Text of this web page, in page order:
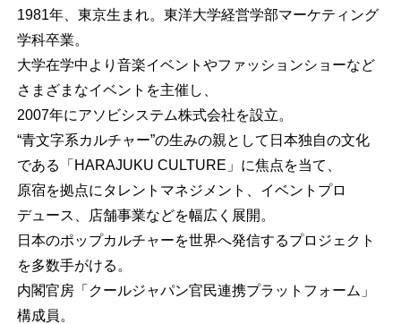
1981年、東京生まれ。東洋大学経営学部マーケティング
学科卒業。
大学在学中より音楽イベントやファッションショーなど
さまざまなイベントを主催し、
2007年にアソビシステム株式会社を設立。
“青文字系カルチャー”の生みの親として日本独自の文化
である「HARAJUKU CULTURE」に焦点を当て、
原宿を拠点にタレントマネジメント、イベントプロ
デュース、店舗事業などを幅広く展開。
日本のポップカルチャーを世界へ発信するプロジェクト
を多数手がける。
内閣官房「クールジャパン官民連携プラットフォーム」
構成員。